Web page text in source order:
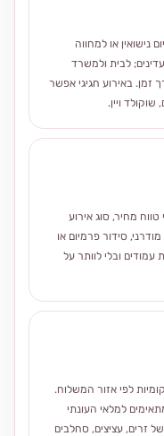
נישואין או למחווה
עדינים; לבית ולמשרד
זמן. באירוע חגיגי אפשר
ויין.
מחיר, סוג אירוע
סידור פרמיום או
ובלי לוותר על
לפי אזור המשלוח.
למלאי העונתי
זרים, עציצים, סחלבים